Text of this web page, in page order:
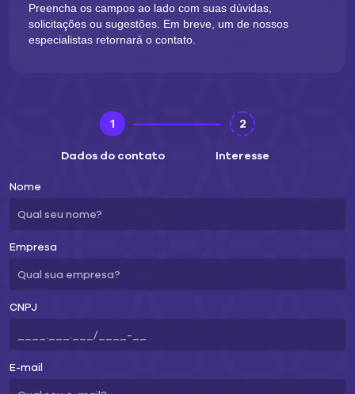
Preencha os campos ao lado com suas dúvidas,
solicitações ou sugestões. Em breve, um de nossos
especialistas retornará o contato.
1
Dados do contato
2
Interesse
Nome
Empresa
CNPJ
E-mail